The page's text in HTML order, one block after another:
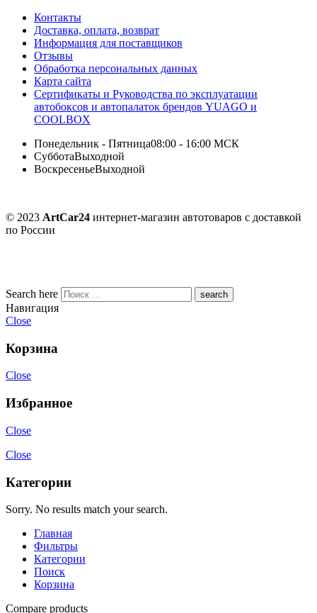
Контакты
Доставка, оплата, возврат
Информация для поставщиков
Отзывы
Обработка персональных данных
Карта сайта
Сертификаты и Руководства по эксплуатации
автобоксов и автопалаток брендов YUAGO и
COOLBOX
Понедельник - Пятница08:00 - 16:00 МСК
СубботаВыходной
ВоскресеньеВыходной
© 2023 ArtCar24 интернет-магазин автотоваров с доставкой
по России
Search here
Навигация
Close
Корзина
Close
Избранное
Close
Close
Категории
Sorry. No results match your search.
Главная
Фильтры
Категории
Поиск
Корзина
Compare products